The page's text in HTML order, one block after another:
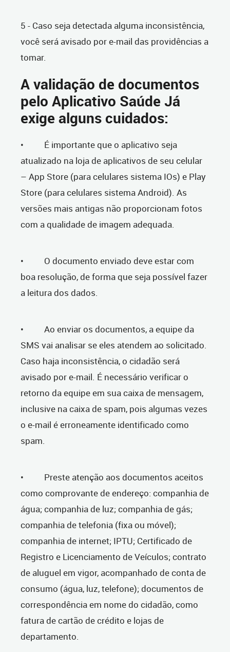
5 - Caso seja detectada alguma inconsistência,
você será avisado por e-mail das providências a
tomar.
A validação de documentos
pelo Aplicativo Saúde Já
exige alguns cuidados:
• É importante que o aplicativo seja
atualizado na loja de aplicativos de seu celular
– App Store (para celulares sistema IOs) e Play
Store (para celulares sistema Android). As
versões mais antigas não proporcionam fotos
com a qualidade de imagem adequada.
• O documento enviado deve estar com
boa resolução, de forma que seja possível fazer
a leitura dos dados.
• Ao enviar os documentos, a equipe da
SMS vai analisar se eles atendem ao solicitado.
Caso haja inconsistência, o cidadão será
avisado por e-mail. É necessário verificar o
retorno da equipe em sua caixa de mensagem,
inclusive na caixa de spam, pois algumas vezes
o e-mail é erroneamente identificado como
spam.
• Preste atenção aos documentos aceitos
como comprovante de endereço: companhia de
água; companhia de luz; companhia de gás;
companhia de telefonia (fixa ou móvel);
companhia de internet; IPTU; Certificado de
Registro e Licenciamento de Veículos; contrato
de aluguel em vigor, acompanhado de conta de
consumo (água, luz, telefone); documentos de
correspondência em nome do cidadão, como
fatura de cartão de crédito e lojas de
departamento.